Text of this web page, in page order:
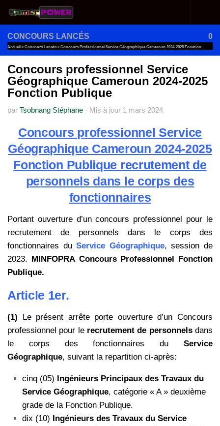
Au dessous du contenu
CONCOURS LANCÉS 0
Accueil » Concours Lancés » Concours Professionnel Service Géographique Cameroun 2024-2025 Fonction
Publique
Concours professionnel Service
Géographique Cameroun 2024-2025
Fonction Publique
par Tsobnang Stéphane · Mis à jour 1 mars 2024
Concours professionnel Service
Géographique Cameroun 2024-2025
Fonction Publique recrutement de
personnels dans le corps des
fonctionnaires
Portant ouverture d’un concours professionnel pour le
recrutement de personnels dans le corps des
fonctionnaires duService Géographique, session de
2023. MINFOPRA Concours Professionnel Fonction
Publique.
Article 1er.
(1) Le présent arrête porte ouverture d’un Concours
professionnel pour le recrutement de personnelsdans
le corps des fonctionnaires du Service
Géographique, suivant la repartition ci-après:
cinq (05) Ingénieurs Principaux des Travaux du
Service Géographique, catégorie « A » deuxième
grade de la Fonction Publique.
dix (10) Ingénieurs des Travaux du Service